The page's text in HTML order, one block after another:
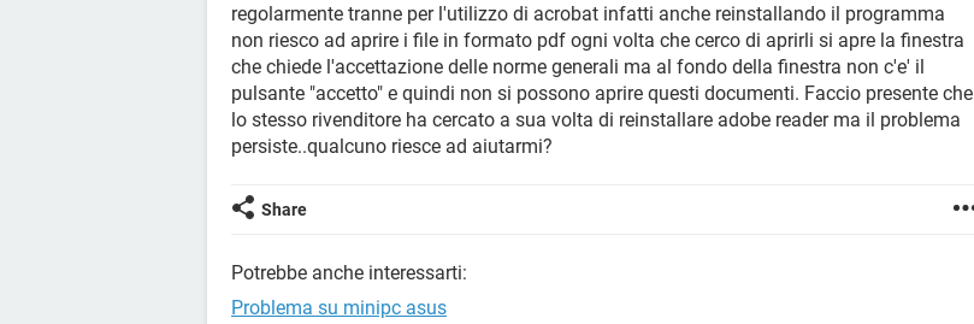
regolarmente tranne per l'utilizzo di acrobat infatti anche reinstallando il programma
non riesco ad aprire i file in formato pdf ogni volta che cerco di aprirli si apre la finestra
che chiede l'accettazione delle norme generali ma al fondo della finestra non c'e' il
pulsante "accetto" e quindi non si possono aprire questi documenti. Faccio presente che
lo stesso rivenditore ha cercato a sua volta di reinstallare adobe reader ma il problema
persiste..qualcuno riesce ad aiutarmi?
Share
Potrebbe anche interessarti:
Problema su minipc asus